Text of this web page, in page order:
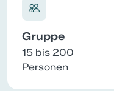
Gruppe
15 bis 200
Personen